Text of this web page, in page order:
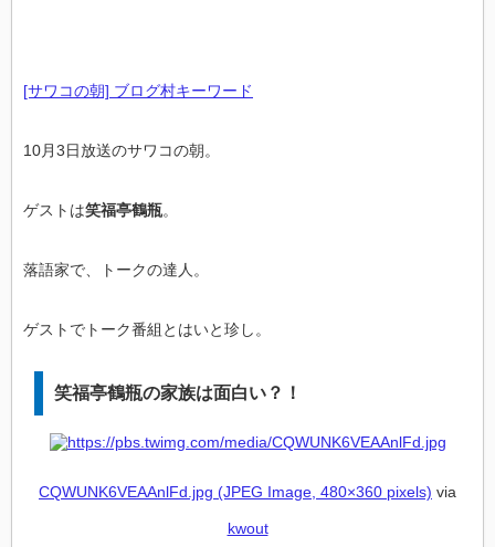
[サワコの朝] ブログ村キーワード
10月3日放送のサワコの朝。
ゲストは笑福亭鶴瓶。
落語家で、トークの達人。
ゲストでトーク番組とはいと珍し。
笑福亭鶴瓶の家族は面白い？！
CQWUNK6VEAAnlFd.jpg (JPEG Image, 480×360 pixels) via
kwout